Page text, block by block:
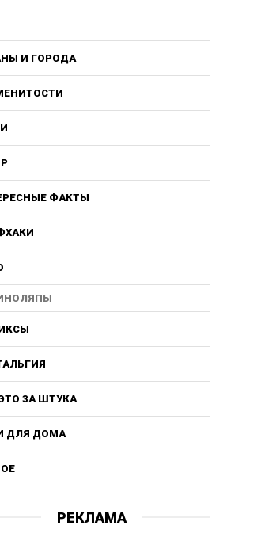
И ГОРОДА
ФАКТЫ
ЗА ШТУКА
ДЛЯ ДОМА
РЕКЛАМА